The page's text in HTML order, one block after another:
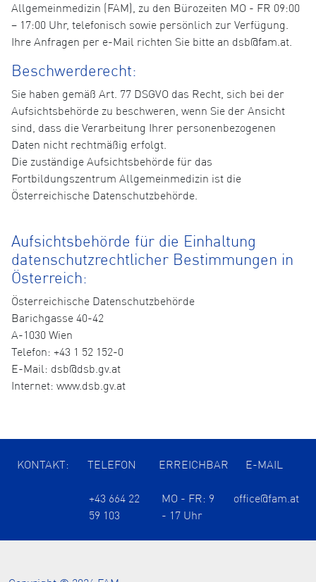
Allgemeinmedizin (FAM), zu den Bürozeiten MO - FR 09:00
– 17:00 Uhr, telefonisch sowie persönlich zur Verfügung.
Ihre Anfragen per e-Mail richten Sie bitte an dsb@fam.at.
Beschwerderecht:
Sie haben gemäß Art. 77 DSGVO das Recht, sich bei der
Aufsichtsbehörde zu beschweren, wenn Sie der Ansicht
sind, dass die Verarbeitung Ihrer personenbezogenen
Daten nicht rechtmäßig erfolgt.
Die zuständige Aufsichtsbehörde für das
Fortbildungszentrum Allgemeinmedizin ist die
Österreichische Datenschutzbehörde.
Aufsichtsbehörde für die Einhaltung
datenschutzrechtlicher Bestimmungen in
Österreich:
Österreichische Datenschutzbehörde
Barichgasse 40-42
A-1030 Wien
Telefon: +43 1 52 152-0
E-Mail: dsb@dsb.gv.at
Internet: www.dsb.gv.at
KONTAKT: TELEFON ERREICHBAR E-MAIL
+43 664 22
59 103
MO - FR: 9
- 17 Uhr
office@fam.at